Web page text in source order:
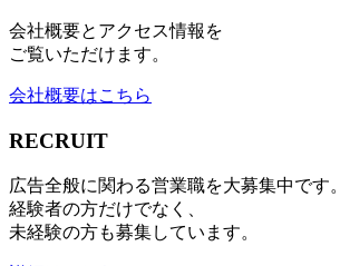
会社概要とアクセス情報を
ご覧いただけます。
会社概要はこちら
RECRUIT
広告全般に関わる営業職を大募集中です。
経験者の方だけでなく、
未経験の方も募集しています。